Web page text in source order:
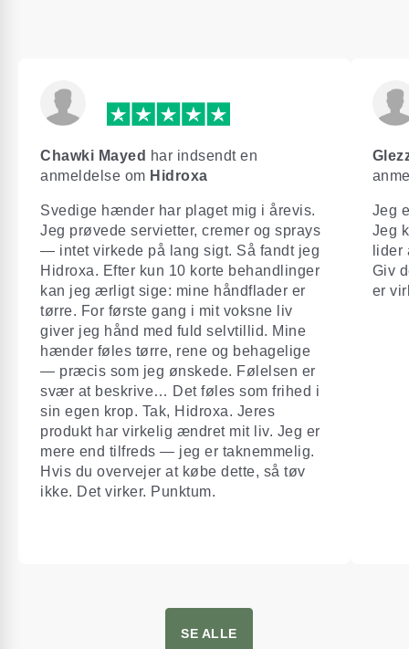
Chawki Mayed har indsendt en
anmeldelse om Hidroxa
Svedige hænder har plaget mig i årevis.
Jeg prøvede servietter, cremer og sprays
— intet virkede på lang sigt. Så fandt jeg
Hidroxa. Efter kun 10 korte behandlinger
kan jeg ærligt sige: mine håndflader er
tørre. For første gang i mit voksne liv
giver jeg hånd med fuld selvtillid. Mine
hænder føles tørre, rene og behagelige
— præcis som jeg ønskede. Følelsen er
svær at beskrive… Det føles som frihed i
sin egen krop. Tak, Hidroxa. Jeres
produkt har virkelig ændret mit liv. Jeg er
mere end tilfreds — jeg er taknemmelig.
Hvis du overvejer at købe dette, så tøv
ikke. Det virker. Punktum.
Jeg
Jeg
lider
Giv
er
SE ALLE